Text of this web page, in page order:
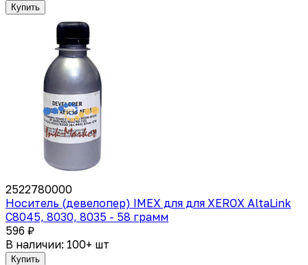
Купить
2522780000
Носитель (девелопер) IMEX для для XEROX AltaLink
C8045, 8030, 8035 - 58 грамм
596 ₽
В наличии: 100+ шт
Купить